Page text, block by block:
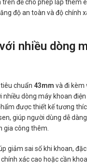
trên đế cho phép lắp thêm
độ an toàn và độ chính
nhiều dòng
chuẩn 43mm và đi kèm
nhiều dòng máy khoan
được thiết kế tương
giúp người dùng dễ
gia công thêm.
giảm sai số khi khoan,
xác cao hoặc cần